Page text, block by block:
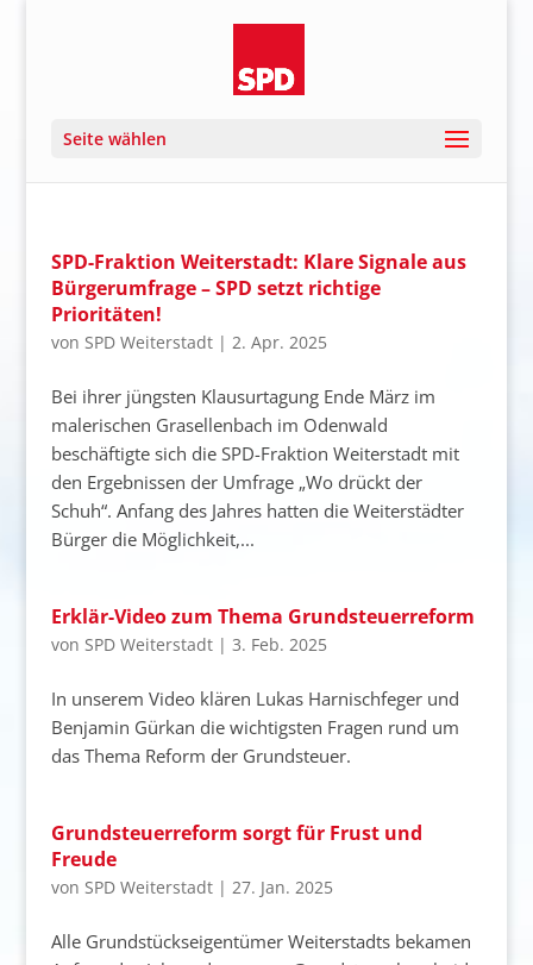
Seite wählen
SPD-Fraktion Weiterstadt: Klare Signale aus
Bürgerumfrage – SPD setzt richtige
Prioritäten!
von SPD Weiterstadt| 2. Apr. 2025
Bei ihrer jüngsten Klausurtagung Ende März im
malerischen Grasellenbach im Odenwald
beschäftigte sich die SPD-Fraktion Weiterstadt mit
den Ergebnissen der Umfrage „Wo drückt der
Schuh“. Anfang des Jahres hatten die Weiterstädter
Bürger die Möglichkeit,...
Erklär-Video zum Thema Grundsteuerreform
von SPD Weiterstadt| 3. Feb. 2025
In unserem Video klären Lukas Harnischfeger und
Benjamin Gürkan die wichtigsten Fragen rund um
das Thema Reform der Grundsteuer.
Grundsteuerreform sorgt für Frust und
Freude
von SPD Weiterstadt| 27. Jan. 2025
Alle Grundstückseigentümer Weiterstadts bekamen